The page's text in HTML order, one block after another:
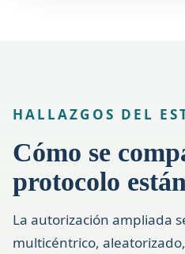
HALLAZGOS DEL
Cómo se
protocolo
La autorización ampliada
multicéntrico,